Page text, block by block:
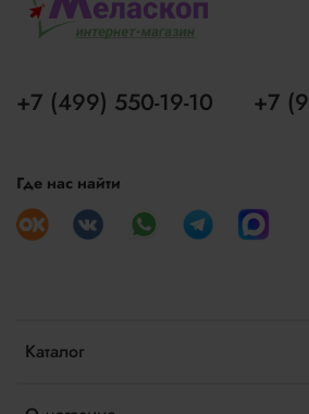
Каталог
+7 (499) 550-19-10 +7
Где нас найти